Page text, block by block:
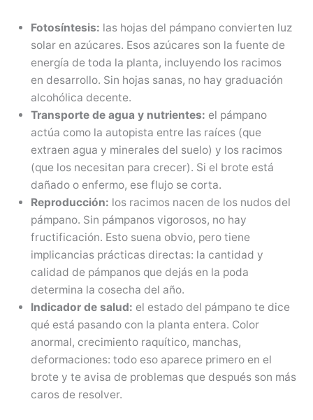
Fotosíntesis: las hojas del pámpano convierten luz
solar en azúcares. Esos azúcares son la fuente de
energía de toda la planta, incluyendo los racimos
en desarrollo. Sin hojas sanas, no hay graduación
alcohólica decente.
Transporte de agua y nutrientes: el pámpano
actúa como la autopista entre las raíces (que
extraen agua y minerales del suelo) y los racimos
(que los necesitan para crecer). Si el brote está
dañado o enfermo, ese flujo se corta.
Reproducción: los racimos nacen de los nudos del
pámpano. Sin pámpanos vigorosos, no hay
fructificación. Esto suena obvio, pero tiene
implicancias prácticas directas: la cantidad y
calidad de pámpanos que dejás en la poda
determina la cosecha del año.
Indicador de salud: el estado del pámpano te dice
qué está pasando con la planta entera. Color
anormal, crecimiento raquítico, manchas,
deformaciones: todo eso aparece primero en el
brote y te avisa de problemas que después son más
caros de resolver.